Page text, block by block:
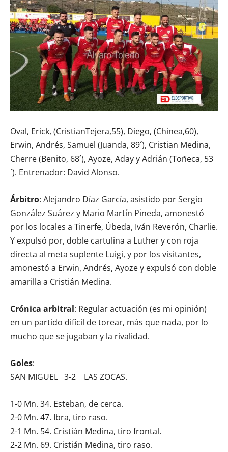
Oval, Erick, (CristianTejera,55), Diego, (Chinea,60),
Erwin, Andrés, Samuel (Juanda, 89´), Cristian Medina,
Cherre (Benito, 68´), Ayoze, Aday y Adrián (Toñeca, 53
´). Entrenador: David Alonso.
Árbitro: Alejandro Díaz García, asistido por Sergio
González Suárez y Mario Martín Pineda, amonestó
por los locales a Tinerfe, Úbeda, Iván Reverón, Charlie.
Y expulsó por, doble cartulina a Luther y con roja
directa al meta suplente Luigi, y por los visitantes,
amonestó a Erwin, Andrés, Ayoze y expulsó con doble
amarilla a Cristián Medina.
Crónica arbitral: Regular actuación (es mi opinión)
en un partido difícil de torear, más que nada, por lo
mucho que se jugaban y la rivalidad.
Goles:
SAN MIGUEL 3-2 LAS ZOCAS.
1-0 Mn. 34. Esteban, de cerca.
2-0 Mn. 47. Ibra, tiro raso.
2-1 Mn. 54. Cristián Medina, tiro frontal.
2-2 Mn. 69. Cristián Medina, tiro raso.